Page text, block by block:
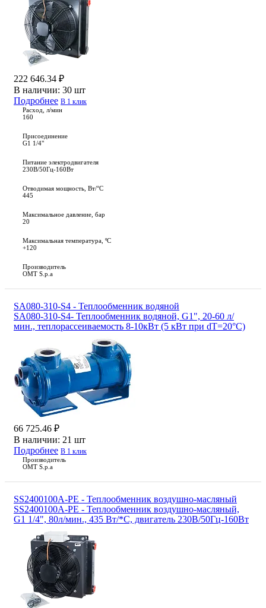
222 646.34 ₽
В наличии: 30 шт
Подробнее В 1 клик
Расход, л/мин
160
Присоединение
G1 1/4"
Питание электродвигателя
230В/50Гц-160Вт
Отводимая мощность, Вт/°C
445
Максимальное давление, бар
20
Максимальная температура, ºС
+120
Производитель
OMT S.p.a
SA080-310-S4 - Теплообменник водяной
SA080-310-S4- Теплообменник водяной, G1", 20-60 л/
мин., теплорассеиваемость 8-10кВт (5 кВт при dT=20°C)
66 725.46 ₽
В наличии: 21 шт
Подробнее В 1 клик
Производитель
OMT S.p.a
SS2400100A-PE - Теплообменник воздушно-масляный
SS2400100A-PE - Теплообменник воздушно-масляный,
G1 1/4", 80л/мин., 435 Вт/*С, двигатель 230В/50Гц-160Вт